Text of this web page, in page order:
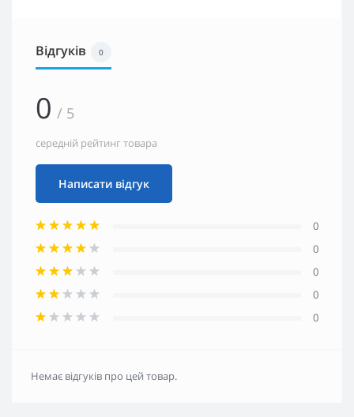
Відгуків 0
0 / 5
середній рейтинг товара
Написати відгук
0
0
0
0
0
Немає відгуків про цей товар.